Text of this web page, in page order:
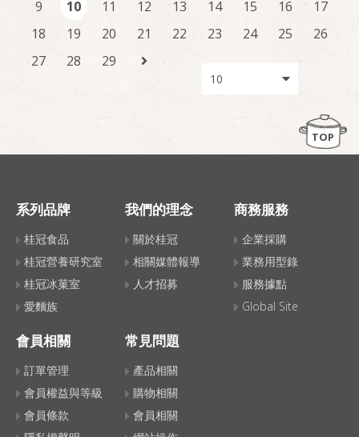
9
10 11 12 13 14 15 16
17
18
19 20 21 22 23 24 25
26
27
28 29
TOP
系列品牌
桂冠食品
桂冠營養研究室
桂冠冰菓室
愛麵族
我們的理念
關於桂冠
相關媒體報導
人才招募
商務服務
企業採購
業務用型錄
服務據點
Global Site
會員相關
訂單管理
會員權益與等級
會員條款
常見問題
產品相關
購物相關
會員相關